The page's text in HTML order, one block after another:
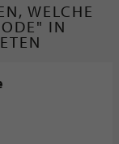
WELCHE
IN